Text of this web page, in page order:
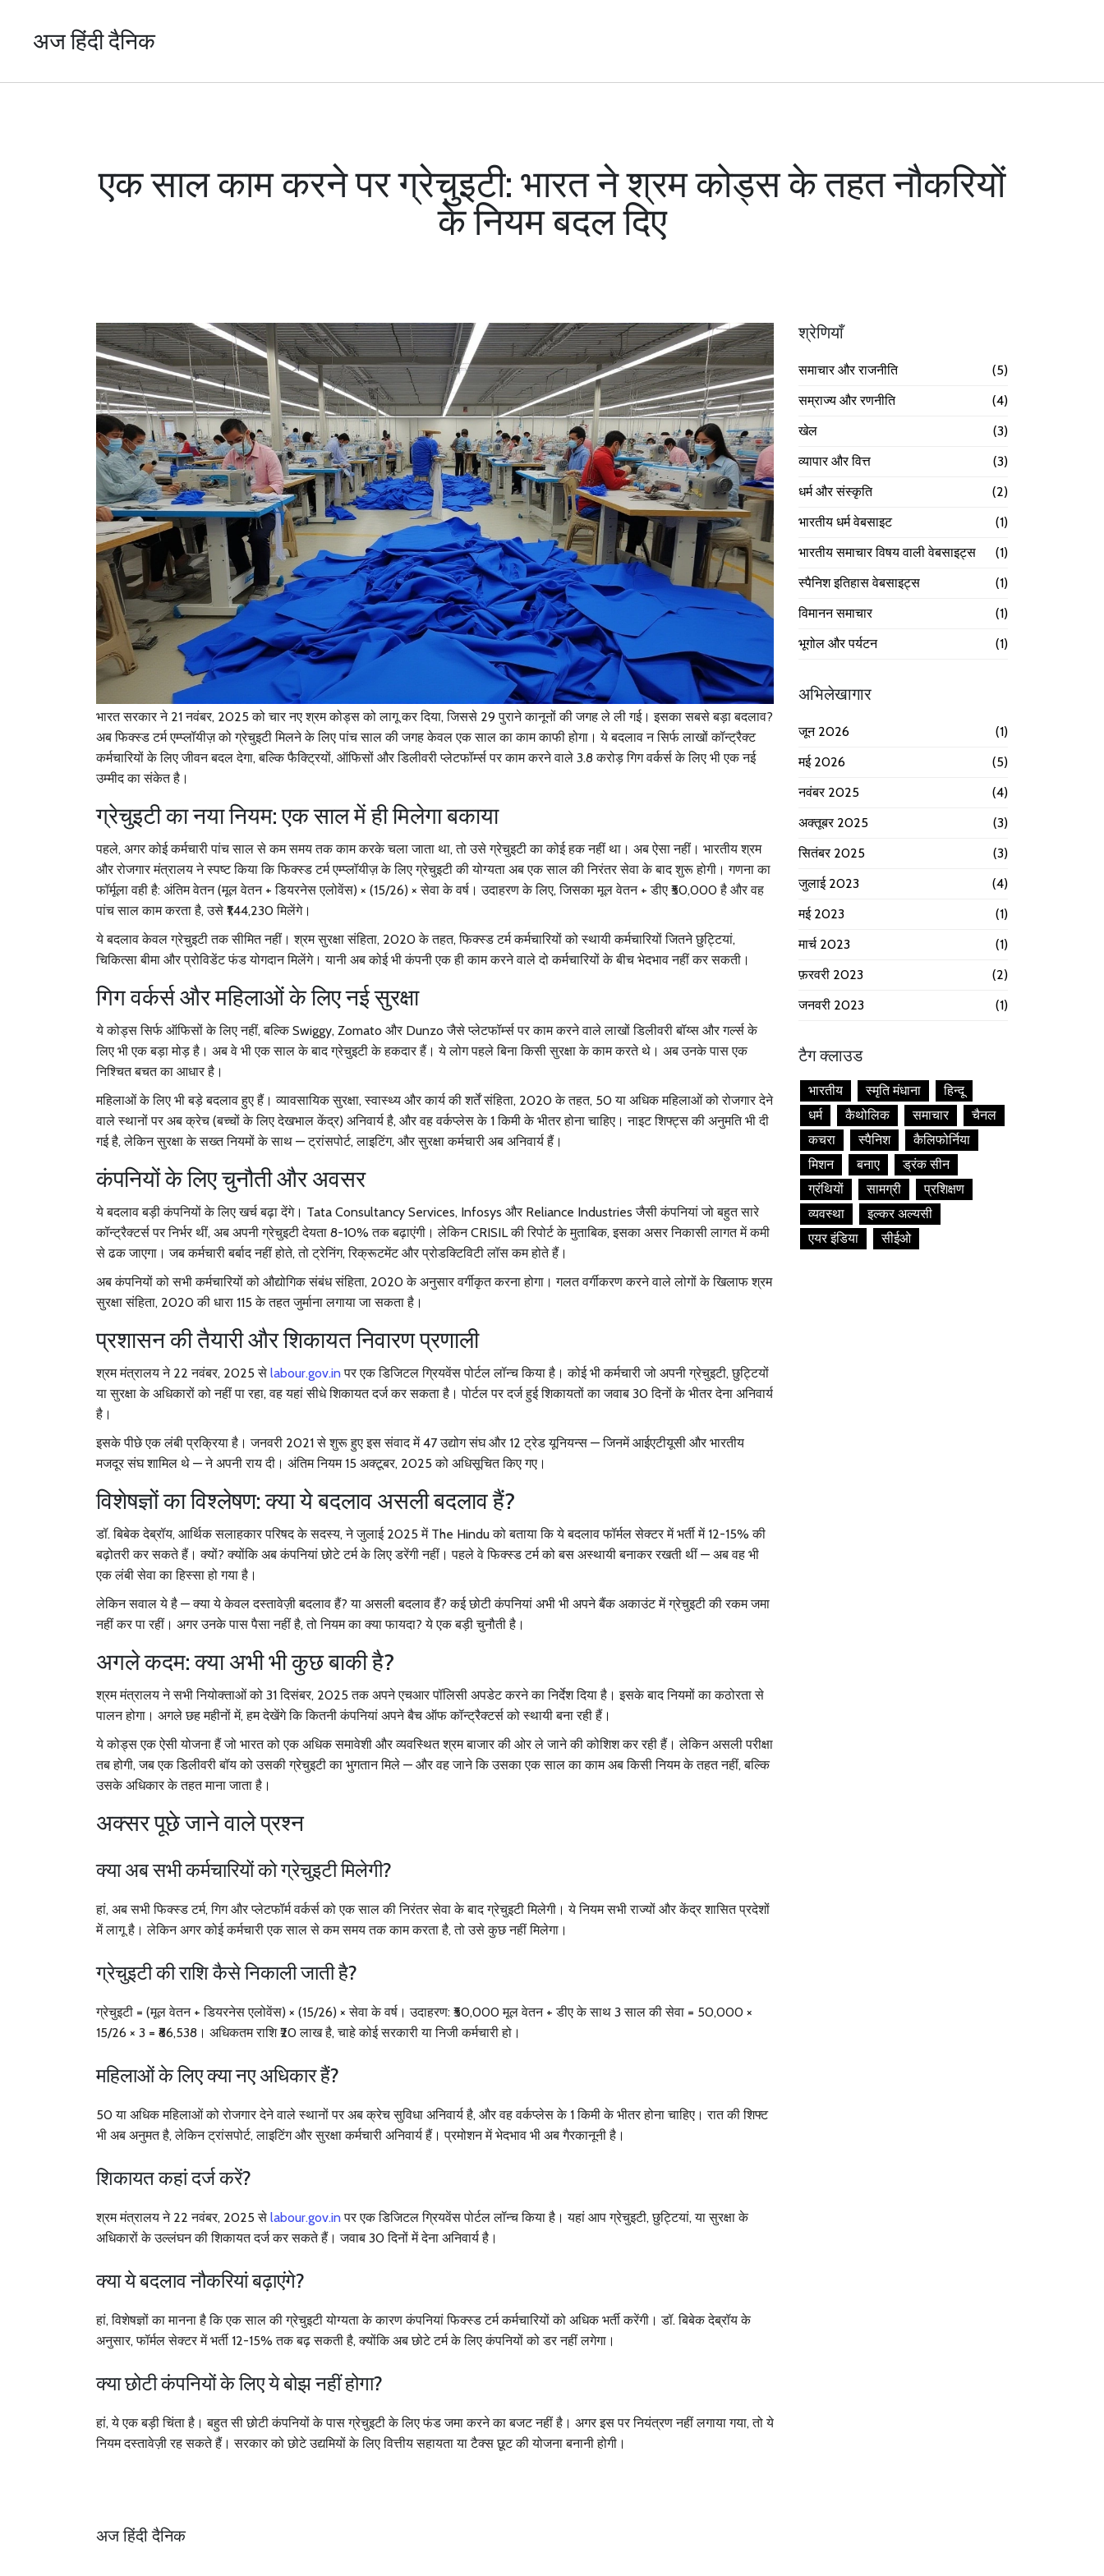
अज हिंदी दैनिक
एक साल काम करने पर ग्रेचुइटी: भारत ने श्रम कोड्स के तहत नौकरियों
के नियम बदल दिए
भारत सरकार ने 21 नवंबर, 2025 को चार नए श्रम कोड्स को लागू कर दिया, जिससे 29 पुराने कानूनों की जगह ले ली गई। इसका सबसे बड़ा बदलाव?
अब फिक्स्ड टर्म एम्प्लॉयीज़ को ग्रेचुइटी मिलने के लिए पांच साल की जगह केवल एक साल का काम काफी होगा। ये बदलाव न सिर्फ लाखों कॉन्ट्रैक्ट
कर्मचारियों के लिए जीवन बदल देगा, बल्कि फैक्ट्रियों, ऑफिसों और डिलीवरी प्लेटफॉर्म्स पर काम करने वाले 3.8 करोड़ गिग वर्कर्स के लिए भी एक नई
उम्मीद का संकेत है।
ग्रेचुइटी का नया नियम: एक साल में ही मिलेगा बकाया
पहले, अगर कोई कर्मचारी पांच साल से कम समय तक काम करके चला जाता था, तो उसे ग्रेचुइटी का कोई हक नहीं था। अब ऐसा नहीं। भारतीय श्रम
और रोजगार मंत्रालयने स्पष्ट किया कि फिक्स्ड टर्म एम्प्लॉयीज़ के लिए ग्रेचुइटी की योग्यता अब एक साल की निरंतर सेवा के बाद शुरू होगी। गणना का
फॉर्मूला वही है: अंतिम वेतन (मूल वेतन + डियरनेस एलोवेंस) × (15/26) × सेवा के वर्ष। उदाहरण के लिए, जिसका मूल वेतन + डीए ₹50,000 है और वह
पांच साल काम करता है, उसे ₹1,44,230 मिलेंगे।
ये बदलाव केवल ग्रेचुइटी तक सीमित नहीं।श्रम सुरक्षा संहिता, 2020के तहत, फिक्स्ड टर्म कर्मचारियों को स्थायी कर्मचारियों जितने छुट्टियां,
चिकित्सा बीमा और प्रोविडेंट फंड योगदान मिलेंगे। यानी अब कोई भी कंपनी एक ही काम करने वाले दो कर्मचारियों के बीच भेदभाव नहीं कर सकती।
गिग वर्कर्स और महिलाओं के लिए नई सुरक्षा
ये कोड्स सिर्फ ऑफिसों के लिए नहीं, बल्किSwiggy, Zomato और Dunzo जैसे प्लेटफॉर्म्स पर काम करने वाले लाखों डिलीवरी बॉय्स और गर्ल्स के
लिए भी एक बड़ा मोड़ है। अब वे भी एक साल के बाद ग्रेचुइटी के हकदार हैं। ये लोग पहले बिना किसी सुरक्षा के काम करते थे। अब उनके पास एक
निश्चित बचत का आधार है।
महिलाओं के लिए भी बड़े बदलाव हुए हैं।व्यावसायिक सुरक्षा, स्वास्थ्य और कार्य की शर्तें संहिता, 2020के तहत, 50 या अधिक महिलाओं को रोजगार देने
वाले स्थानों पर अब क्रेच (बच्चों के लिए देखभाल केंद्र) अनिवार्य है, और वह वर्कप्लेस के 1 किमी के भीतर होना चाहिए। नाइट शिफ्ट्स की अनुमति भी दी
गई है, लेकिन सुरक्षा के सख्त नियमों के साथ — ट्रांसपोर्ट, लाइटिंग, और सुरक्षा कर्मचारी अब अनिवार्य हैं।
कंपनियों के लिए चुनौती और अवसर
ये बदलाव बड़ी कंपनियों के लिए खर्च बढ़ा देंगे। Tata Consultancy Services, Infosys और Reliance Industries जैसी कंपनियां जो बहुत सारे
कॉन्ट्रैक्टर्स पर निर्भर थीं, अब अपनी ग्रेचुइटी देयता 8-10% तक बढ़ाएंगी। लेकिनCRISILकी रिपोर्ट के मुताबिक, इसका असर निकासी लागत में कमी
से ढक जाएगा। जब कर्मचारी बर्बाद नहीं होते, तो ट्रेनिंग, रिक्रूटमेंट और प्रोडक्टिविटी लॉस कम होते हैं।
अब कंपनियों को सभी कर्मचारियों को औद्योगिक संबंध संहिता, 2020के अनुसार वर्गीकृत करना होगा। गलत वर्गीकरण करने वाले लोगों के खिलाफश्रम
सुरक्षा संहिता, 2020की धारा 115 के तहत जुर्माना लगाया जा सकता है।
प्रशासन की तैयारी और शिकायत निवारण प्रणाली
श्रम मंत्रालय ने 22 नवंबर, 2025 से labour.gov.inपर एक डिजिटल ग्रियवेंस पोर्टल लॉन्च किया है। कोई भी कर्मचारी जो अपनी ग्रेचुइटी, छुट्टियों
या सुरक्षा के अधिकारों को नहीं पा रहा, वह यहां सीधे शिकायत दर्ज कर सकता है। पोर्टल पर दर्ज हुई शिकायतों का जवाब 30 दिनों के भीतर देना अनिवार्य
है।
इसके पीछे एक लंबी प्रक्रिया है। जनवरी 2021 से शुरू हुए इस संवाद में 47 उद्योग संघ और 12 ट्रेड यूनियन्स — जिनमेंआईएटीयूसी और भारतीय
मजदूर संघशामिल थे — ने अपनी राय दी। अंतिम नियम 15 अक्टूबर, 2025 को अधिसूचित किए गए।
विशेषज्ञों का विश्लेषण: क्या ये बदलाव असली बदलाव हैं?
डॉ. बिबेक देब्रॉय, आर्थिक सलाहकार परिषद के सदस्य, ने जुलाई 2025 में The Hinduको बताया कि ये बदलाव फॉर्मल सेक्टर में भर्ती में 12-15% की
बढ़ोतरी कर सकते हैं। क्यों? क्योंकि अब कंपनियां छोटे टर्म के लिए डरेंगी नहीं। पहले वे फिक्स्ड टर्म को बस अस्थायी बनाकर रखती थीं — अब वह भी
एक लंबी सेवा का हिस्सा हो गया है।
लेकिन सवाल ये है — क्या ये केवल दस्तावेज़ी बदलाव हैं? या असली बदलाव हैं? कई छोटी कंपनियां अभी भी अपने बैंक अकाउंट में ग्रेचुइटी की रकम जमा
नहीं कर पा रहीं। अगर उनके पास पैसा नहीं है, तो नियम का क्या फायदा? ये एक बड़ी चुनौती है।
अगले कदम: क्या अभी भी कुछ बाकी है?
श्रम मंत्रालय ने सभी नियोक्ताओं को 31 दिसंबर, 2025 तक अपने एचआर पॉलिसी अपडेट करने का निर्देश दिया है। इसके बाद नियमों का कठोरता से
पालन होगा। अगले छह महीनों में, हम देखेंगे कि कितनी कंपनियां अपने बैच ऑफ कॉन्ट्रैक्टर्स को स्थायी बना रही हैं।
ये कोड्स एक ऐसी योजना हैं जो भारत को एक अधिक समावेशी और व्यवस्थित श्रम बाजार की ओर ले जाने की कोशिश कर रही हैं। लेकिन असली परीक्षा
तब होगी, जब एक डिलीवरी बॉय को उसकी ग्रेचुइटी का भुगतान मिले — और वह जाने कि उसका एक साल का काम अब किसी नियम के तहत नहीं, बल्कि
उसके अधिकार के तहत माना जाता है।
अक्सर पूछे जाने वाले प्रश्न
क्या अब सभी कर्मचारियों को ग्रेचुइटी मिलेगी?
हां, अब सभी फिक्स्ड टर्म, गिग और प्लेटफॉर्म वर्कर्स को एक साल की निरंतर सेवा के बाद ग्रेचुइटी मिलेगी। ये नियम सभी राज्यों और केंद्र शासित प्रदेशों
में लागू है। लेकिन अगर कोई कर्मचारी एक साल से कम समय तक काम करता है, तो उसे कुछ नहीं मिलेगा।
ग्रेचुइटी की राशि कैसे निकाली जाती है?
ग्रेचुइटी = (मूल वेतन + डियरनेस एलोवेंस) × (15/26) × सेवा के वर्ष। उदाहरण: ₹50,000 मूल वेतन + डीए के साथ 3 साल की सेवा = 50,000 ×
15/26 × 3 = ₹86,538। अधिकतम राशि ₹20 लाख है, चाहे कोई सरकारी या निजी कर्मचारी हो।
महिलाओं के लिए क्या नए अधिकार हैं?
50 या अधिक महिलाओं को रोजगार देने वाले स्थानों पर अब क्रेच सुविधा अनिवार्य है, और वह वर्कप्लेस के 1 किमी के भीतर होना चाहिए। रात की शिफ्ट
भी अब अनुमत है, लेकिन ट्रांसपोर्ट, लाइटिंग और सुरक्षा कर्मचारी अनिवार्य हैं। प्रमोशन में भेदभाव भी अब गैरकानूनी है।
शिकायत कहां दर्ज करें?
श्रम मंत्रालय ने 22 नवंबर, 2025 से labour.gov.inपर एक डिजिटल ग्रियवेंस पोर्टल लॉन्च किया है। यहां आप ग्रेचुइटी, छुट्टियां, या सुरक्षा के
अधिकारों के उल्लंघन की शिकायत दर्ज कर सकते हैं। जवाब 30 दिनों में देना अनिवार्य है।
क्या ये बदलाव नौकरियां बढ़ाएंगे?
हां, विशेषज्ञों का मानना है कि एक साल की ग्रेचुइटी योग्यता के कारण कंपनियां फिक्स्ड टर्म कर्मचारियों को अधिक भर्ती करेंगी। डॉ. बिबेक देब्रॉय के
अनुसार, फॉर्मल सेक्टर में भर्ती 12-15% तक बढ़ सकती है, क्योंकि अब छोटे टर्म के लिए कंपनियों को डर नहीं लगेगा।
क्या छोटी कंपनियों के लिए ये बोझ नहीं होगा?
हां, ये एक बड़ी चिंता है। बहुत सी छोटी कंपनियों के पास ग्रेचुइटी के लिए फंड जमा करने का बजट नहीं है। अगर इस पर नियंत्रण नहीं लगाया गया, तो ये
नियम दस्तावेज़ी रह सकते हैं। सरकार को छोटे उद्यमियों के लिए वित्तीय सहायता या टैक्स छूट की योजना बनानी होगी।
श्रेणियाँ
समाचार और राजनीति
(5)
सम्राज्य और रणनीति
(4)
खेल
(3)
व्यापार और वित्त
(3)
धर्म और संस्कृति
(2)
भारतीय धर्म वेबसाइट
(1)
भारतीय समाचार विषय वाली वेबसाइट्स
(1)
स्पैनिश इतिहास वेबसाइट्स
(1)
विमानन समाचार
(1)
भूगोल और पर्यटन
(1)
अभिलेखागार
जून 2026
(1)
मई 2026
(5)
नवंबर 2025
(4)
अक्तूबर 2025
(3)
सितंबर 2025
(3)
जुलाई 2023
(4)
मई 2023
(1)
मार्च 2023
(1)
फ़रवरी 2023
(2)
जनवरी 2023
(1)
टैग क्लाउड
भारतीय स्मृति मंधाना
हिन्दू
धर्म
कैथोलिक समाचार
चैनल
कचरा
स्पैनिश
कैलिफोर्निया
मिशन
बनाए
ड्रंक सीन
ग्रंथियों
सामग्री
प्रशिक्षण
व्यवस्था
इल्कर अल्यसी
एयर इंडिया
सीईओ
अज हिंदी दैनिक